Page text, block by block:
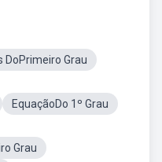
DoPrimeiro Grau
EquaçãoDo 1º Grau
Grau